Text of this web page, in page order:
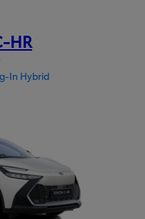
HR
In Hybrid